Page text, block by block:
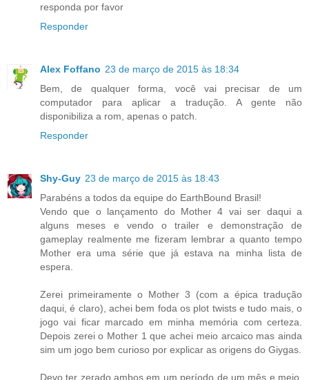
responda por favor
Responder
Alex Foffano 23 de março de 2015 às 18:34
Bem, de qualquer forma, você vai precisar de um
computador para aplicar a tradução. A gente não
disponibiliza a rom, apenas o patch.
Responder
Shy-Guy 23 de março de 2015 às 18:43
Parabéns a todos da equipe do EarthBound Brasil!
Vendo que o lançamento do Mother 4 vai ser daqui a
alguns meses e vendo o trailer e demonstração de
gameplay realmente me fizeram lembrar a quanto tempo
Mother era uma série que já estava na minha lista de
espera.
Zerei primeiramente o Mother 3 (com a épica tradução
daqui, é claro), achei bem foda os plot twists e tudo mais, o
jogo vai ficar marcado em minha memória com certeza.
Depois zerei o Mother 1 que achei meio arcaico mas ainda
sim um jogo bem curioso por explicar as origens do Giygas.
Devo ter zerado ambos em um período de um mês e meio,